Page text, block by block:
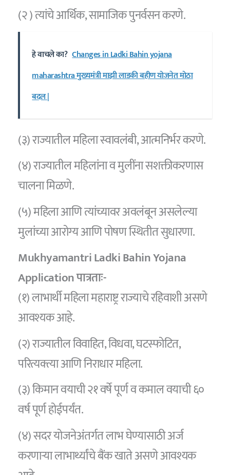
(२ ) त्यांचे आर्थिक, सामाजिक पुनर्वसन करणे.
हे वाचले का? Changes in Ladki Bahin yojana
maharashtra मुख्यमंत्री माझी लाडकी बहीण योजनेत मोठा
बदल |
(३) राज्यातील महिला स्वावलंबी, आत्मनिर्भर करणे.
(४) राज्यातील महिलांना व मुलींना सशक्तीकरणास
चालना मिळणे.
(५) महिला आणि त्यांच्यावर अवलंबून असलेल्या
मुलांच्या आरोग्य आणि पोषण स्थितीत सुधारणा.
Mukhyamantri Ladki Bahin Yojana
Application पात्रताः-
(१) लाभार्थी महिला महाराष्ट्र राज्याचे रहिवाशी असणे
आवश्यक आहे.
(२) राज्यातील विवाहित, विधवा, घटस्फोटित,
परित्यक्त्या आणि निराधार महिला.
(३) किमान वयाची २१ वर्षे पूर्ण व कमाल वयाची ६०
वर्ष पूर्ण होईपर्यंत.
(४) सदर योजनेअंतर्गत लाभ घेण्यासाठी अर्ज
करणाऱ्या लाभार्थ्यांचे बैंक खाते असणे आवश्यक